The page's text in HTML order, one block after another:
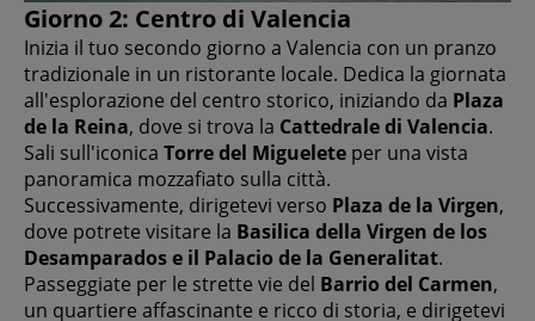
Giorno 2: Centro di Valencia
Inizia il tuo secondo giorno a Valencia con un pranzo
tradizionale in un ristorante locale. Dedica la giornata
all'esplorazione del centro storico, iniziando da Plaza
de la Reina, dove si trova la Cattedrale di Valencia.
Sali sull'iconica Torre del Miguelete per una vista
panoramica mozzafiato sulla città.
Successivamente, dirigetevi verso Plaza de la Virgen,
dove potrete visitare la Basilica della Virgen de los
Desamparados e il Palacio de la Generalitat.
Passeggiate per le strette vie del Barrio del Carmen,
un quartiere affascinante e ricco di storia, e dirigetevi